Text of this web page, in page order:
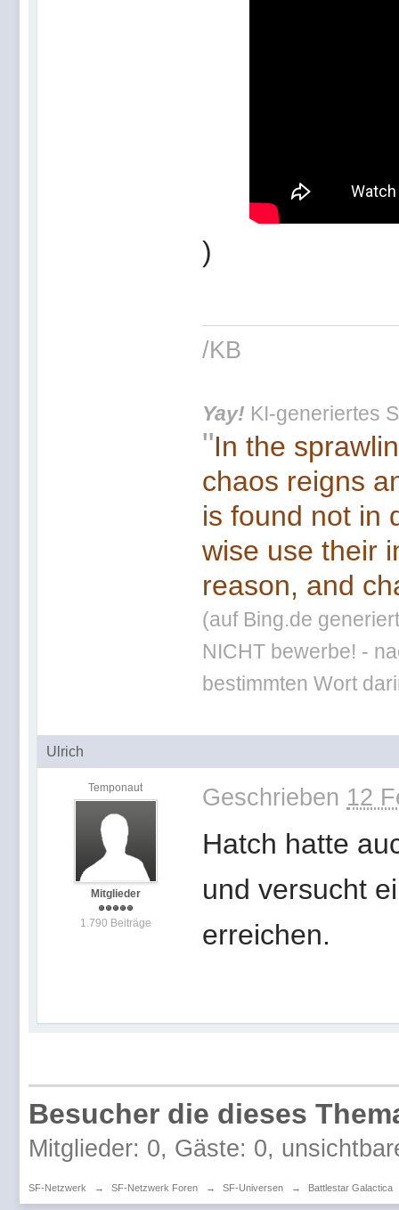
)
/KB
Yay! KI-generiertes
"In the
chaos reigns
is found not in
wise use their
reason, and
(auf Bing.de
NICHT bewerbe! -
bestimmten Wort
Ulrich
Temponaut
Mitglieder
1.790 Beiträge
Geschrieben 12
Hatch hatte
und versucht
erreichen.
Besucher die dieses
Mitglieder: 0, Gäste: 0,
SF-Netzwerk → SF-Netzwerk Foren → SF-Universen → Battlestar Galactica